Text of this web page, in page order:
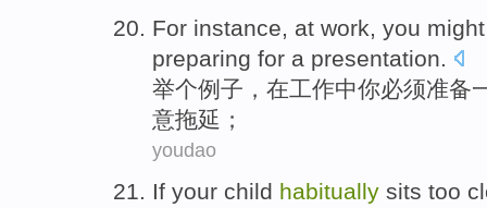
For instance, at work, you
preparing for a presentation.
举个例子， 在工作中你必须准备
意拖延 ；
youdao
If your child habitually sits too